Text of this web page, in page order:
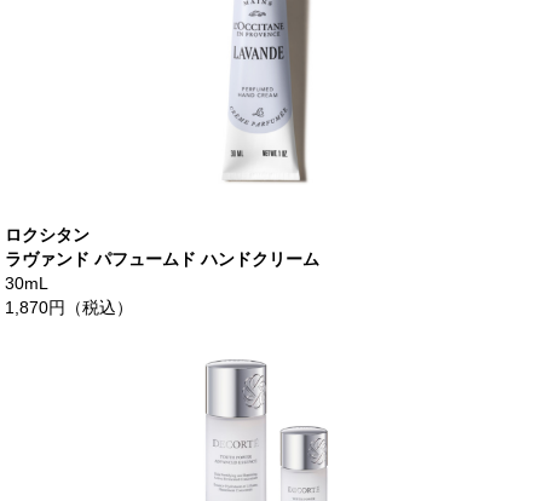
ロクシタン
ラヴァンド パフュームド ハンドクリーム
30mL
1,870円（税込）